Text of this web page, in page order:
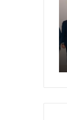
الجنسي
طالب
لأكثر